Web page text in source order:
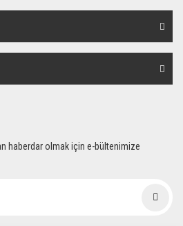
haberdar olmak için e-bültenimize